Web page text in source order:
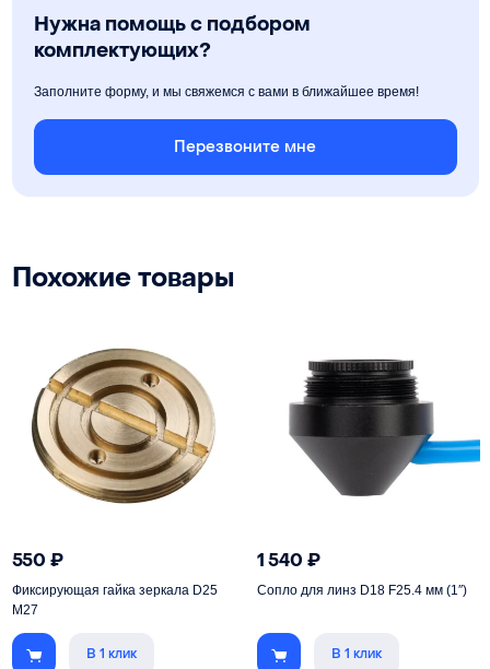
Нужна помощь с подбором
комплектующих?
Заполните форму, и мы свяжемся с вами в ближайшее время!
Перезвоните мне
Похожие товары
550₽
Фиксирующая гайка зеркала D25
M27
В 1 клик
1 540₽
Сопло для линз D18 F25.4 мм (1″)
В 1 клик